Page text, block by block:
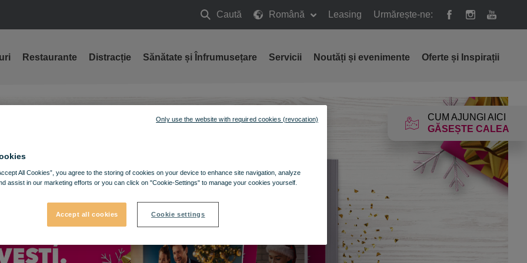
Caută
Caută
Română Leasing Urmărește-ne:
CUM AJUNGI AICI
GĂSEȘTE CALEA
Restaurante Distracție Sănătate și Înfrumusețare Servicii Noutăți și evenimente Oferte și Inspirații
All Cookies”, you agree to the storing of cookies on your device to enhance site navigation, analyze
assist in our marketing efforts or you can click on "Cookie-Settings" to manage your cookies yourself.
Accept all cookies Cookie settings
Only use the website with required cookies (revocation)